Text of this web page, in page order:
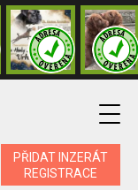
PŘIDAT INZERÁT
REGISTRACE